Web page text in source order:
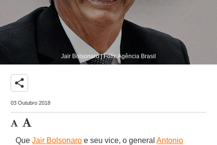
Jair Bolsonaro | Foto: Agência Brasil
share
03 Outubro 2018
QueJair Bolsonaro e seu vice, o generalAntonio